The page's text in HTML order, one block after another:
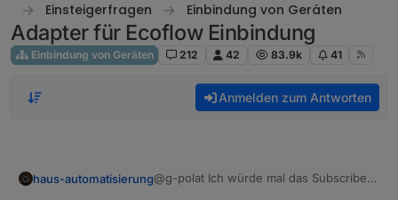
Einsteigerfragen
Einbindung von Geräten
Adapter für Ecoflow Einbindung
Einbindung von Geräten 212 42 83.9k 41
Anmelden zum Antworten
haus-automatisierung@g-polat Ich würde mal das Subscribe